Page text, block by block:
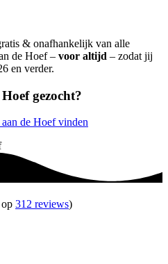
& onafhankelijk van alle
de Hoef – voor altijd – zodat jij
en verder.
gezocht?
de Hoef vinden
312 reviews)